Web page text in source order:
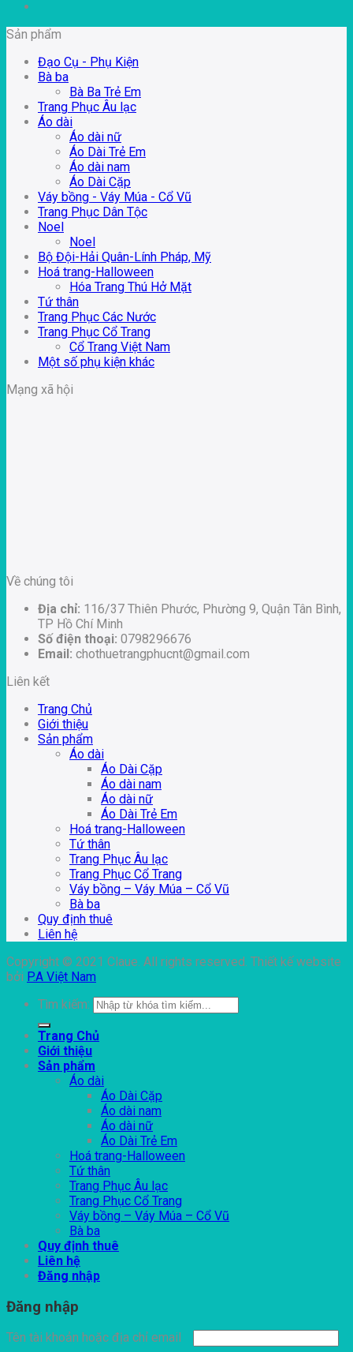
Sản phẩm
Đạo Cụ - Phụ Kiện
Bà ba
Bà Ba Trẻ Em
Trang Phục Âu lạc
Áo dài
Áo dài nữ
Áo Dài Trẻ Em
Áo dài nam
Áo Dài Cặp
Váy bồng - Váy Múa - Cổ Vũ
Trang Phục Dân Tộc
Noel
Noel
Bộ Đội-Hải Quân-Lính Pháp, Mỹ
Hoá trang-Halloween
Hóa Trang Thú Hở Mặt
Tứ thân
Trang Phục Các Nước
Trang Phục Cổ Trang
Cổ Trang Việt Nam
Một số phụ kiện khác
Mạng xã hội
Về chúng tôi
Địa chỉ: 116/37 Thiên Phước, Phường 9, Quận Tân Bình,
TP Hồ Chí Minh
Số điện thoại: 0798296676
Email: chothuetrangphucnt@gmail.com
Liên kết
Trang Chủ
Giới thiệu
Sản phẩm
Áo dài
Áo Dài Cặp
Áo dài nam
Áo dài nữ
Áo Dài Trẻ Em
Hoá trang-Halloween
Tứ thân
Trang Phục Âu lạc
Trang Phục Cổ Trang
Váy bồng – Váy Múa – Cổ Vũ
Bà ba
Quy định thuê
Liên hệ
Copyright © 2021 Claue. All rights reserved. Thiết kế website
bởi P.A Việt Nam
Tìm kiếm:
Trang Chủ
Giới thiệu
Sản phẩm
Áo dài
Áo Dài Cặp
Áo dài nam
Áo dài nữ
Áo Dài Trẻ Em
Hoá trang-Halloween
Tứ thân
Trang Phục Âu lạc
Trang Phục Cổ Trang
Váy bồng – Váy Múa – Cổ Vũ
Bà ba
Quy định thuê
Liên hệ
Đăng nhập
Đăng nhập
Tên tài khoản hoặc địa chỉ email